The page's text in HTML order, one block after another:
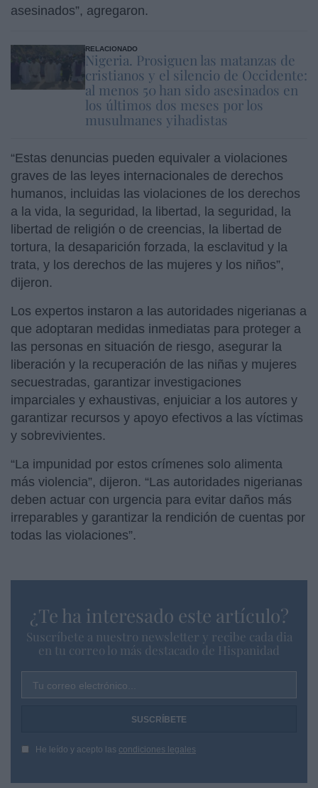
asesinados”, agregaron.
RELACIONADO
Nigeria. Prosiguen las matanzas de
cristianos y el silencio de Occidente:
al menos 50 han sido asesinados en
los últimos dos meses por los
musulmanes yihadistas
“Estas denuncias pueden equivaler a violaciones
graves de las leyes internacionales de derechos
humanos, incluidas las violaciones de los derechos
a la vida, la seguridad, la libertad, la seguridad, la
libertad de religión o de creencias, la libertad de
tortura, la desaparición forzada, la esclavitud y la
trata, y los derechos de las mujeres y los niños”,
dijeron.
Los expertos instaron a las autoridades nigerianas a
que adoptaran medidas inmediatas para proteger a
las personas en situación de riesgo, asegurar la
liberación y la recuperación de las niñas y mujeres
secuestradas, garantizar investigaciones
imparciales y exhaustivas, enjuiciar a los autores y
garantizar recursos y apoyo efectivos a las víctimas
y sobrevivientes.
“La impunidad por estos crímenes solo alimenta
más violencia”, dijeron. “Las autoridades nigerianas
deben actuar con urgencia para evitar daños más
irreparables y garantizar la rendición de cuentas por
todas las violaciones”.
¿Te ha interesado este artículo?
Suscríbete a nuestro newsletter y recibe cada dia
en tu correo lo más destacado de Hispanidad
Tu correo electrónico...
He leído y acepto las condiciones legales